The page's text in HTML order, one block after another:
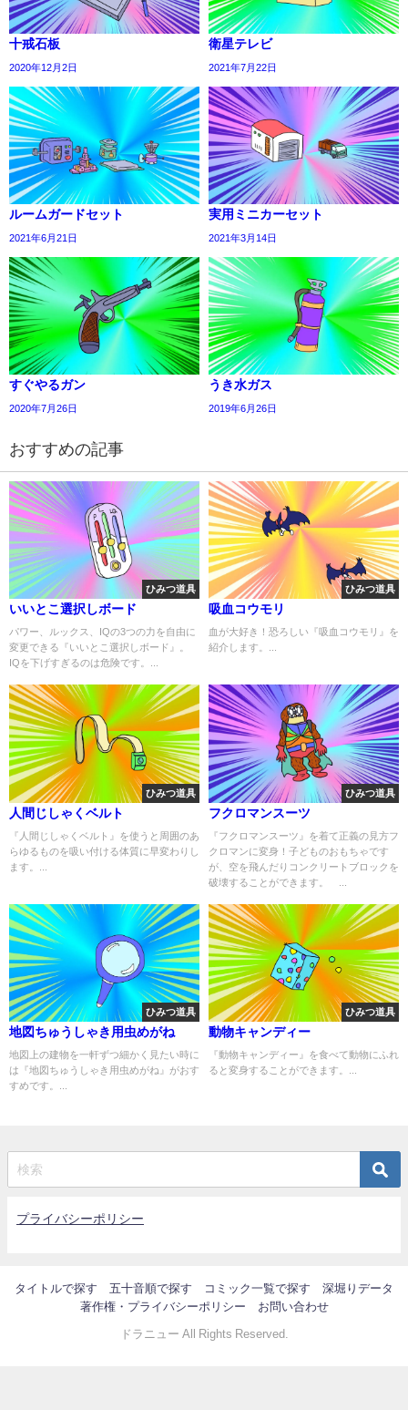
十戒石板
2020年12月2日
衛星テレビ
2021年7月22日
ルームガードセット
2021年6月21日
実用ミニカーセット
2021年3月14日
すぐやるガン
2020年7月26日
うき水ガス
2019年6月26日
おすすめの記事
ひみつ道具
いいとこ選択しボード
パワー、ルックス、IQの3つの力を自由に
変更できる『いいとこ選択しボード』。
IQを下げすぎるのは危険です。...
ひみつ道具
吸血コウモリ
血が大好き！恐ろしい『吸血コウモリ』を
紹介します。...
ひみつ道具
人間じしゃくベルト
『人間じしゃくベルト』を使うと周囲のあ
らゆるものを吸い付ける体質に早変わりし
ます。...
ひみつ道具
フクロマンスーツ
『フクロマンスーツ』を着て正義の見方フ
クロマンに変身！子どものおもちゃです
が、空を飛んだりコンクリートブロックを
破壊することができます。 ...
ひみつ道具
地図ちゅうしゃき用虫めがね
地図上の建物を一軒ずつ細かく見たい時に
は『地図ちゅうしゃき用虫めがね』がおす
すめです。...
ひみつ道具
動物キャンディー
『動物キャンディー』を食べて動物にふれ
ると変身することができます。...
プライバシーポリシー
タイトルで探す 五十音順で探す コミック一覧で探す
深堀りデータ
著作権・プライバシーポリシー
お問い合わせ
ドラニュー All Rights Reserved.